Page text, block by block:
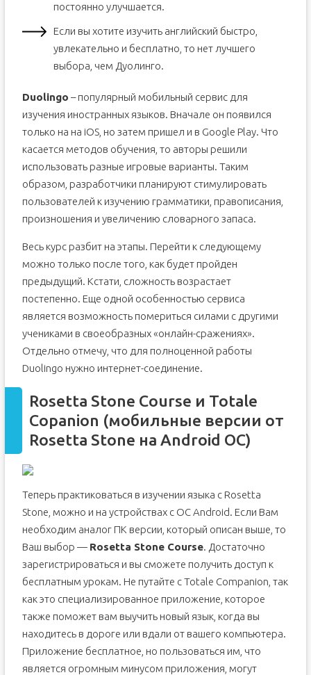
постоянно улучшается.
Если вы хотите изучить английский быстро,
увлекательно и бесплатно, то нет лучшего
выбора, чем Дуолинго.
Duolingo – популярный мобильный сервис для
изучения иностранных языков. Вначале он появился
только на на iOS, но затем пришел и в Google Play. Что
касается методов обучения, то авторы решили
использовать разные игровые варианты. Таким
образом, разработчики планируют стимулировать
пользователей к изучению грамматики, правописания,
произношения и увеличению словарного запаса.
Весь курс разбит на этапы. Перейти к следующему
можно только после того, как будет пройден
предыдущий. Кстати, сложность возрастает
постепенно. Еще одной особенностью сервиса
является возможность помериться силами с другими
учениками в своеобразных «онлайн-сражениях».
Отдельно отмечу, что для полноценной работы
Duolingo нужно интернет-соединение.
Rosetta Stone Course и Totale
Copanion (мобильные версии от
Rosetta Stone на Android ОС)
Теперь практиковаться в изучении языка с Rosetta
Stone, можно и на устройствах с ОС Android. Если Вам
необходим аналог ПК версии, который описан выше, то
Ваш выбор — Rosetta Stone Course. Достаточно
зарегистрироваться и вы сможете получить доступ к
бесплатным урокам. Не путайте с Totale Companion, так
как это специализированное приложение, которое
также поможет вам выучить новый язык, когда вы
находитесь в дороге или вдали от вашего компьютера.
Приложение бесплатное, но пользоваться им, что
является огромным минусом приложения, могут